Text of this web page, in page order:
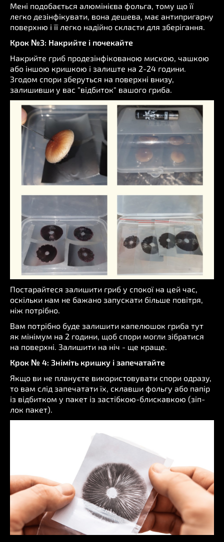
Мені подобається алюмінієва фольга, тому що її
легко дезінфікувати, вона дешева, має антипригарну
поверхню і її легко надійно скласти для зберігання.
Крок №3: Накрийте і почекайте
Накрийте гриб продезінфікованою мискою, чашкою
або іншою кришкою і залиште на 2-24 години.
Згодом спори зберуться на поверхні внизу,
залишивши у вас "відбиток" вашого гриба.
Постарайтеся залишити гриб у спокої на цей час,
оскільки нам не бажано запускати більше повітря,
ніж потрібно.
Вам потрібно буде залишити капелюшок гриба тут
як мінімум на 2 години, щоб спори могли зібратися
на поверхні. Залишити на ніч - ще краще.
Крок № 4: Зніміть кришку і запечатайте
Якщо ви не плануєте використовувати спори одразу,
то вам слід запечатати їх, склавши фольгу або папір
із відбитком у пакет із застібкою-блискавкою (зіп-
лок пакет).